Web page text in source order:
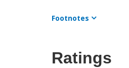
Footnotes
Ratings